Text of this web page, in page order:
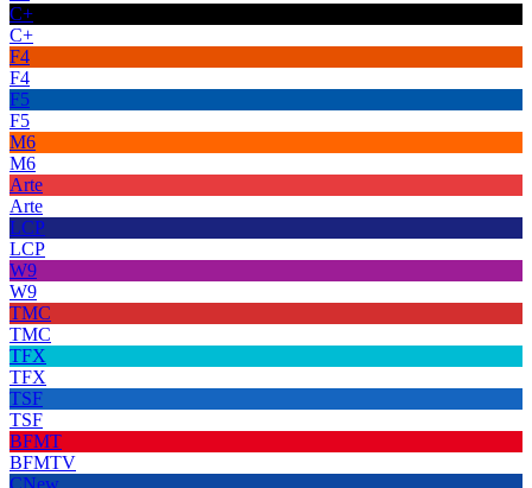
C+
C+
F4
F4
F5
F5
M6
M6
Arte
Arte
LCP
LCP
W9
W9
TMC
TMC
TFX
TFX
TSF
TSF
BFMT
BFMTV
CNew